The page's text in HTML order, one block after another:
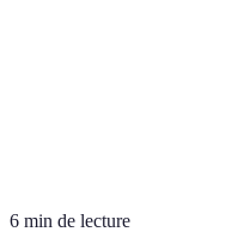
6 min de lecture